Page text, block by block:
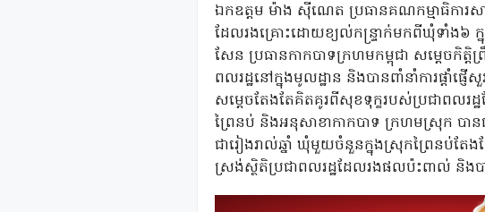
ឯកឧត្តម ម៉ាង ស៊ីណេត ប្រធានគណកម្មាធិការស
ដែលរងគ្រោះដោយខ្យល់កន្ទ្រាក់មកពីឃុំទាំង៦
សែន ប្រធានកាកបាទក្រហមកម្ពុជា សម្តេចកិត្
ពលរដ្ឋនៅក្នុងមូលដ្ឋាន និងបានពាំនាំការផ្តាំ
សម្តេចតែងតែគិតគូរពីសុខទុក្ខរបស់ប្រជាពលរដ្
ព្រៃនប់ និងអនុសាខាកាកបាទ ក្រហមស្រុក បា
ជារៀងរាល់ឆ្នាំ ឃុំមួយចំនួនក្នុងស្រុកព្រៃនប់តែង
ស្រង់ស្ថិតិប្រជាពលរដ្ឋដែលរងផលប៉ះពាល់ និ